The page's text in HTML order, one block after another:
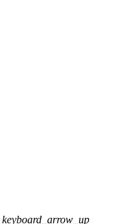
keyboard_arrow_up